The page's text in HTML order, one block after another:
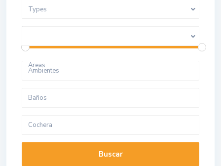
Types
Price range:
Areas
Buscar